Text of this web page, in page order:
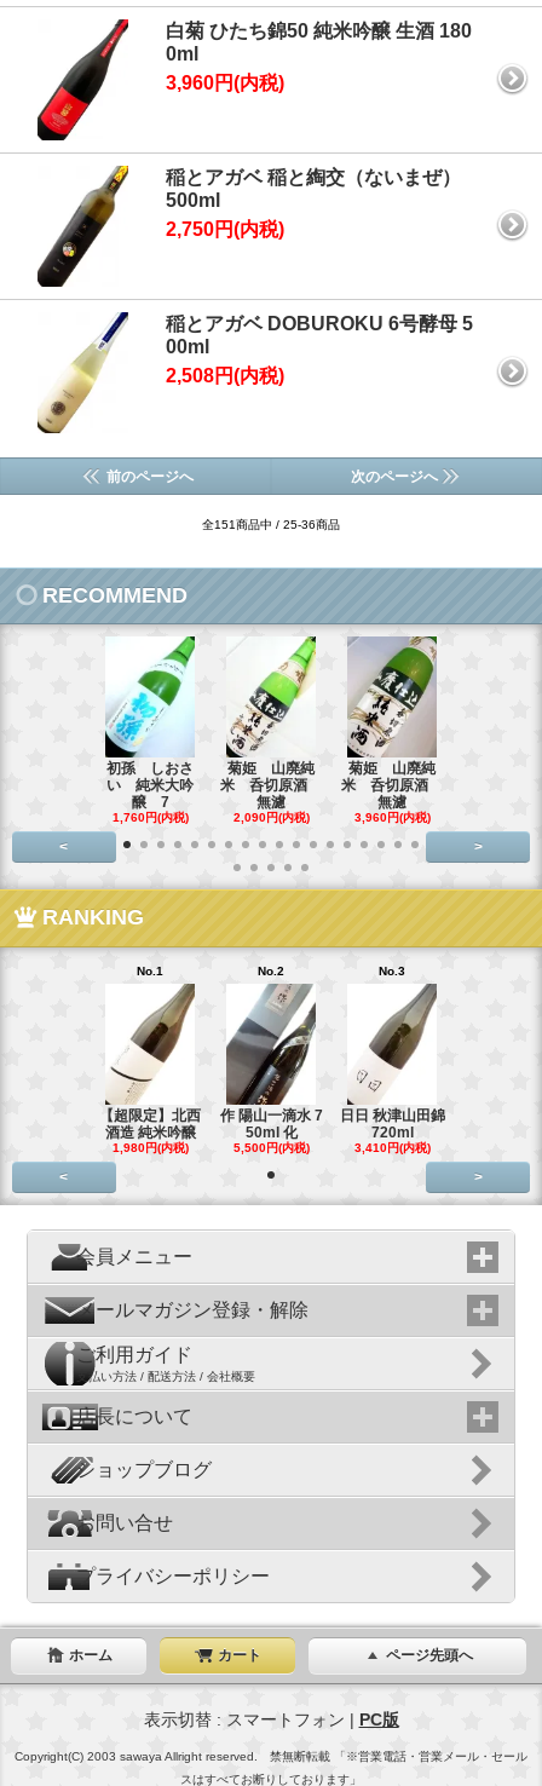
白菊 ひたち錦50 純米吟醸 生酒 180
0ml
3,960円(内税)
稲とアガベ 稲と綯交（ないまぜ）
500ml
2,750円(内税)
稲とアガベ DOBUROKU 6号酵母 5
00ml
2,508円(内税)
前のページへ 次のページへ
全151商品中 / 25-36商品
RECOMMEND
初孫 しおさ
い 純米大吟
醸 7
1,760円(内税)
菊姫 山廃純
米 呑切原酒
無濾
2,090円(内税)
菊姫 山廃純
米 呑切原酒
無濾
3,960円(内税)
< >
RANKING
No.1
【超限定】北西
酒造 純米吟醸
1,980円(内税)
No.2
作 陽山一滴水 7
50ml 化
5,500円(内税)
No.3
日日 秋津山田錦
720ml
3,410円(内税)
< >
会員メニュー
メールマガジン登録・解除
ご利用ガイド
支払い方法 / 配送方法 / 会社概要
店長について
ショップブログ
お問い合せ
プライバシーポリシー
ホーム カート ページ先頭へ
表示切替 : スマートフォン | PC版
Copyright(C) 2003 sawaya Allright reserved. 禁無断転載 「※営業電話・営業メール・セール
スはすべてお断りしております」